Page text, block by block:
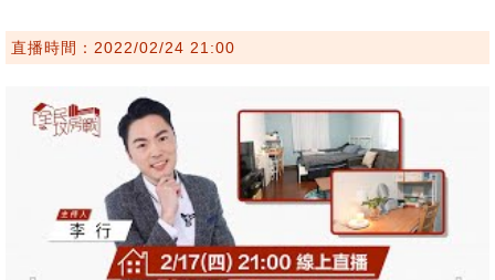
直播時間：2022/02/24 21:00